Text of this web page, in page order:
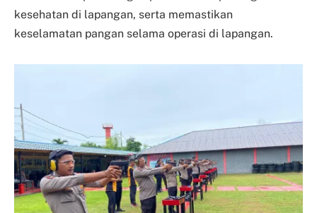
kesehatan di lapangan, serta memastikan
keselamatan pangan selama operasi di lapangan.